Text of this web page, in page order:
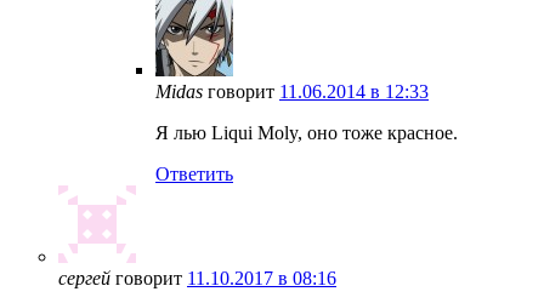
Midas говорит 11.06.2014 в 12:33
Я лью Liqui Moly, оно тоже красное.
Ответить
сергей говорит 11.10.2017 в 08:16